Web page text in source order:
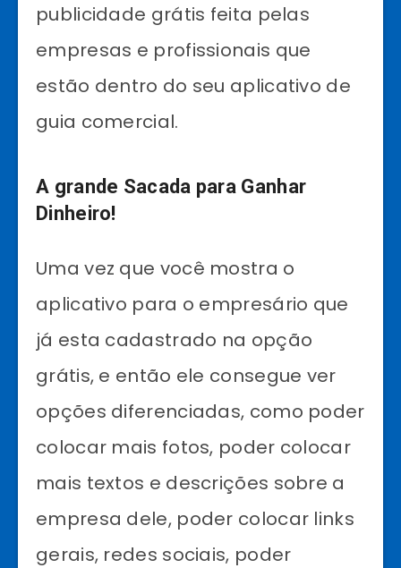
publicidade grátis feita pelas
empresas e profissionais que
estão dentro do seu aplicativo de
guia comercial.
A grande Sacada para Ganhar
Dinheiro!
Uma vez que você mostra o
aplicativo para o empresário que
já esta cadastrado na opção
grátis, e então ele consegue ver
opções diferenciadas, como poder
colocar mais fotos, poder colocar
mais textos e descrições sobre a
empresa dele, poder colocar links
gerais, redes sociais, poder